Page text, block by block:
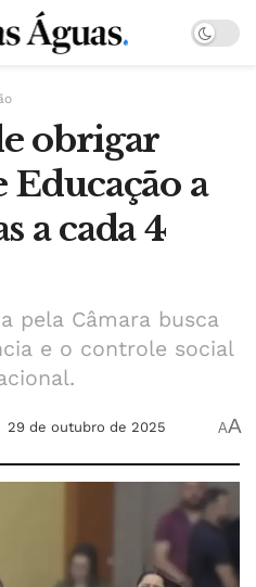
obrigar
Educação a
a cada 4
pela Câmara busca
e o controle social
29 de outubro de 2025 AA